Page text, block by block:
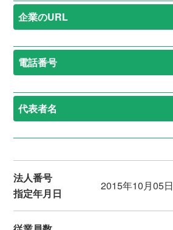
企業のURL
電話番号
代表者名
法人番号
指定年月日
2015年10月05日